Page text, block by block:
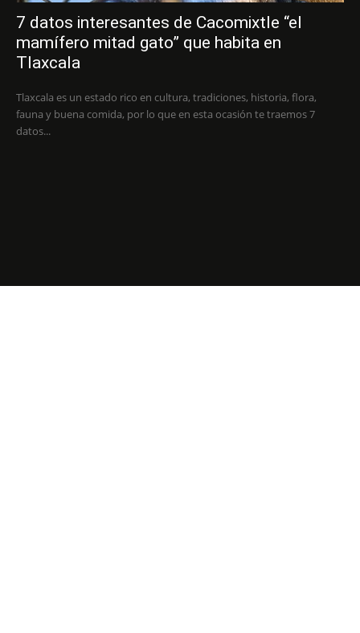
7 datos interesantes de Cacomixtle “el
mamífero mitad gato” que habita en
Tlaxcala
Tlaxcala es un estado rico en cultura, tradiciones, historia, flora,
fauna y buena comida, por lo que en esta ocasión te traemos 7
datos...